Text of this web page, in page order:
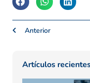
Anterior
Artículos